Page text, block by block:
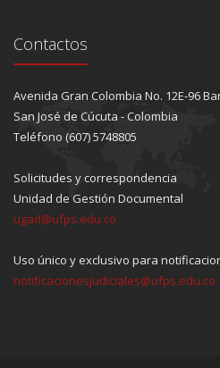
Contactos
Avenida Gran Colombia No. 12E-96
San José de Cúcuta - Colombia
Teléfono (607) 5748805
Solicitudes y correspondencia
Unidad de Gestión Documental
ugad@ufps.edu.co
Uso único y exclusivo para
notificacionesjudiciales@ufps.edu.co